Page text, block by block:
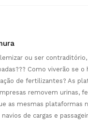
ou ser
Como viverão se
de fertilizantes? As
removem urinas,
as mesmas plataformas
navios de cargas e